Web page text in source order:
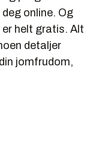
online. Og
er helt gratis. Alt
detaljer
jomfrudom,